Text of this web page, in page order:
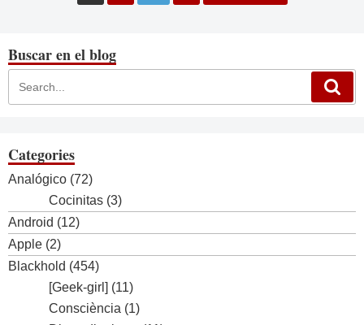
entrades
Buscar en el blog
Categories
Analógico (72)
Cocinitas (3)
Android (12)
Apple (2)
Blackhold (454)
[Geek-girl] (11)
Consciència (1)